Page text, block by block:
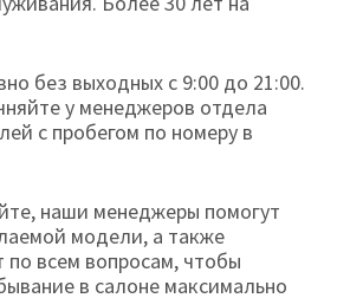
без выходных с 9:00 до 21:00.
у менеджеров отдела
с пробегом по номеру в
наши менеджеры помогут
модели, а также
по всем вопросам, чтобы
в салоне максимально